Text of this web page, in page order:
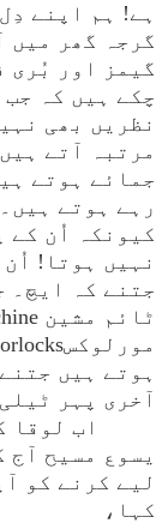
ہے! ہم اپنے
گرجہ گھر میں
گیمز اور بُری
چکے ہیں کہ
نظریں بھی
مرتبہ آتے
جمائے ہوتے
رہے ہوتے
کیونکہ اُن کے
نہیں ہوتا!
آخری پہر
یسوع مسیح آج
لیے کرنے کو
کہا،